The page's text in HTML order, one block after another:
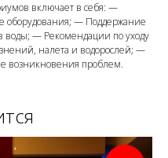
включает в себя: —
оборудования; — Поддержание
воды; — Рекомендации по уходу
налета и водорослей; —
возникновения проблем.